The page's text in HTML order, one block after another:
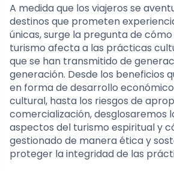
A medida que los viajeros se
destinos que prometen
únicas, surge la pregunta de
turismo afecta a las prácticas
que se han transmitido de
generación. Desde los beneficios
en forma de desarrollo
cultural, hasta los riesgos de
comercialización, desglosaremos
aspectos del turismo espiritual y
gestionado de manera ética y
proteger la integridad de las